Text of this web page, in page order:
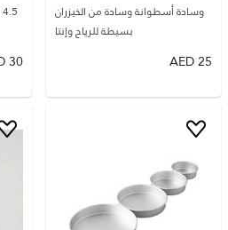
وسادة أسطوانة وسادة من الخيزران
بسيطة للرياح وإنتا
25
AED
30